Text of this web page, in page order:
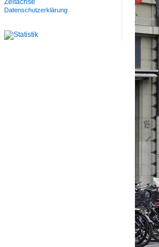
Zeitachse
Datenschutzerklärung